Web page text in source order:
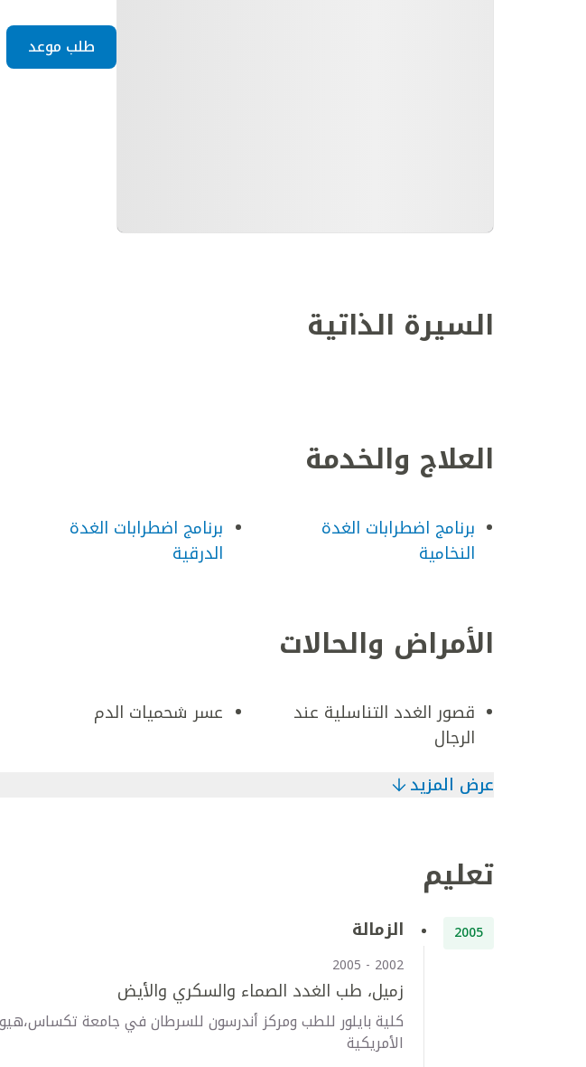
طلب موعد
السيرة الذاتية
العلاج والخدمة
برنامج اضطرابات الغدة
النخامية
برنامج اضطرابات الغدة
الدرقية
الأمراض والحالات
قصور الغدد التناسلية عند
الرجال
عسر شحميات الدم
عرض المزيد
تعليم
2005 الزمالة
2002 - 2005
زميل، طب الغدد الصماء والسكري والأيض
كلية بايلور للطب ومركز أندرسون للسرطان في جامعة
الأمريكية